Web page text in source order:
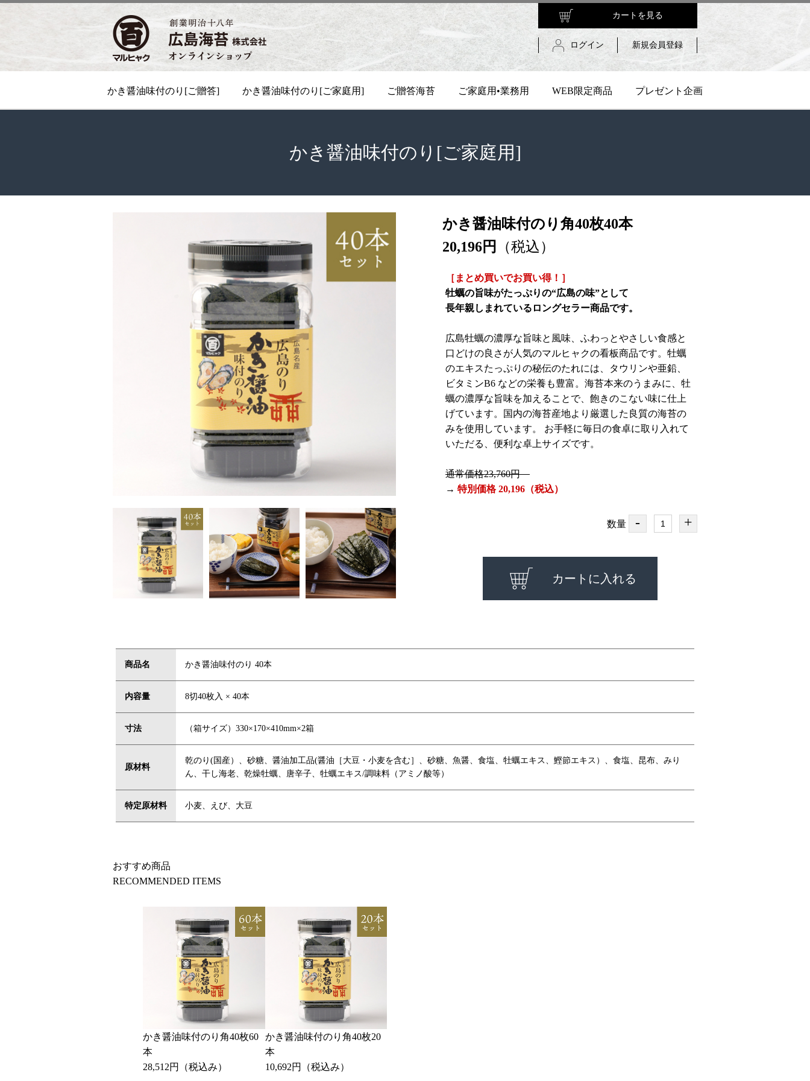
カートを見る
ログイン 新規会員登録
かき醤油味付のり[ご贈答] かき醤油味付のり[ご家庭用] ご贈答海苔 ご家庭用•業務用 WEB限定商品 プレゼント企画
かき醤油味付のり[ご家庭用]
かき醤油味付のり角40枚40本
20,196円
（税込）
［まとめ買いでお買い得！］
牡蠣の旨味がたっぷりの“広島の味”として
長年親しまれているロングセラー商品です。
広島牡蠣の濃厚な旨味と風味、ふわっとやさしい食感と
口どけの良さが人気のマルヒャクの看板商品です。牡蠣
のエキスたっぷりの秘伝のたれには、タウリンや亜鉛、
ビタミンB6 などの栄養も豊富。海苔本来のうまみに、牡
蠣の濃厚な旨味を加えることで、飽きのこない味に仕上
げています。国内の海苔産地より厳選した良質の海苔の
みを使用しています。 お手軽に毎日の食卓に取り入れて
いただる、便利な卓上サイズです。
通常価格23,760円
→ 特別価格 20,196（税込）
数量 - +
カートに入れる
商品名 かき醤油味付のり 40本
内容量 8切40枚入 × 40本
寸法 （箱サイズ）330×170×410mm×2箱
原材料
乾のり(国産）、砂糖、醤油加工品(醤油［大豆・小麦を含む］、砂糖、魚醤、食塩、牡蠣エキス、鰹節エキス）、食塩、昆布、みり
ん、干し海老、乾燥牡蠣、唐辛子、牡蠣エキス/調味料（アミノ酸等）
特定原材料 小麦、えび、大豆
おすすめ商品
RECOMMENDED ITEMS
かき醤油味付のり角40枚60
本
28,512円
（税込み）
かき醤油味付のり角40枚20
本
10,692円
（税込み）